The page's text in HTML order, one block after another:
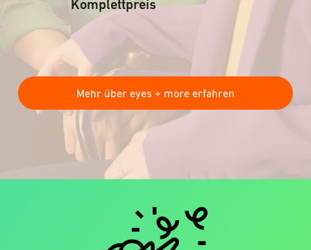
Komplettpreis
Mehr über eyes + more erfahren